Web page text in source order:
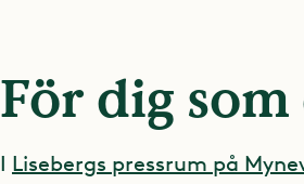
För dig
I Lisebergs pressrum på